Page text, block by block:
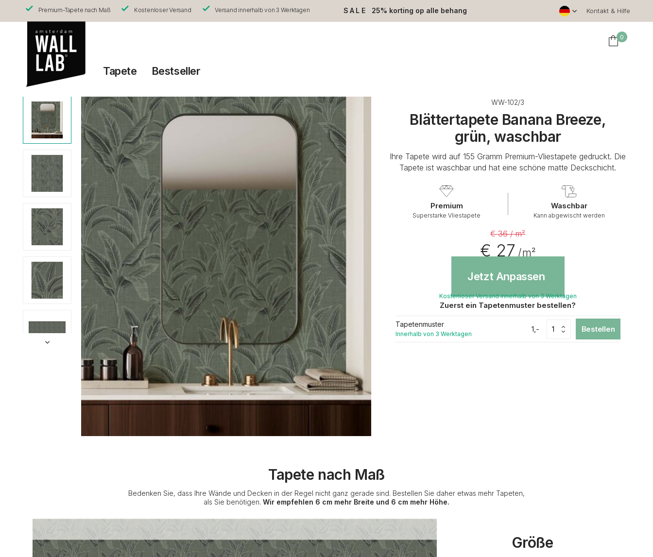
Premium-Tapete nach Maß Kostenloser Versand Versand innerhalb von 3 Werktagen SALE 25% korting op alle behang Kontakt & Hilfe
0
Tapete Bestseller
WW-102/3
Blättertapete Banana Breeze,
grün, waschbar
Ihre Tapete wird auf 155 Gramm Premium-Vliestapete gedruckt. Die
Tapete ist waschbar und hat eine schöne matte Deckschicht.
Premium
Superstarke Vliestapete
Waschbar
Kann abgewischt werden
€ 36 / m²
€ 27/ m²
Jetzt Anpassen
Kostenloser Versand innerhalb von 3 Werktagen
Zuerst ein Tapetenmuster bestellen?
Tapetenmuster
Innerhalb von 3 Werktagen
1,- Bestellen
Tapete nach Maß
Bedenken Sie, dass Ihre Wände und Decken in der Regel nicht ganz gerade sind. Bestellen Sie daher etwas mehr Tapeten,
als Sie benötigen. Wir empfehlen 6 cm mehr Breite und 6 cm mehr Höhe.
Größe